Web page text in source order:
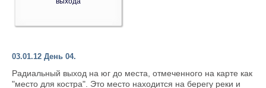
03.01.12 День 04.
Радиальный выход на юг до места, отмеченного на карте как
"место для костра". Это место находится на берегу реки и